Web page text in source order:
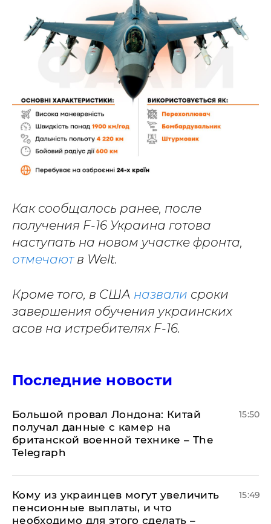
Как сообщалось ранее, после
получения F-16 Украина готова
наступать на новом участке фронта,
отмечаютв Welt.
Кроме того, в США назвали сроки
завершения обучения украинских
асов на истребителях F-16.
Последние новости
Большой провал Лондона: Китай
получал данные с камер на
британской военной технике – The
Telegraph
15:50
Кому из украинцев могут увеличить
пенсионные выплаты, и что
необходимо для этого сделать –
15:49